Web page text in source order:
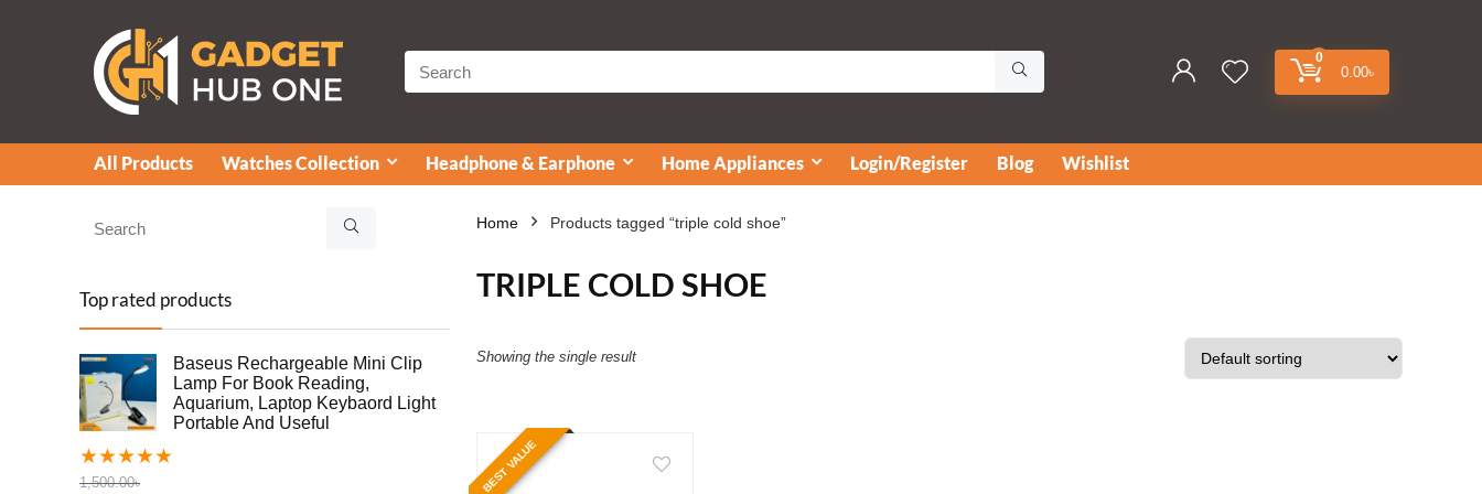
0
0.00৳
All Products Watches Collection Headphone & Earphone Home Appliances Login/Register Blog Wishlist
Top rated products
Baseus Rechargeable Mini Clip
Lamp For Book Reading,
Aquarium, Laptop Keybaord Light
Portable And Useful
★★★★★
1,500.00৳
Home Products tagged “triple cold shoe”
TRIPLE COLD SHOE
Showing the single result
BEST VALUE